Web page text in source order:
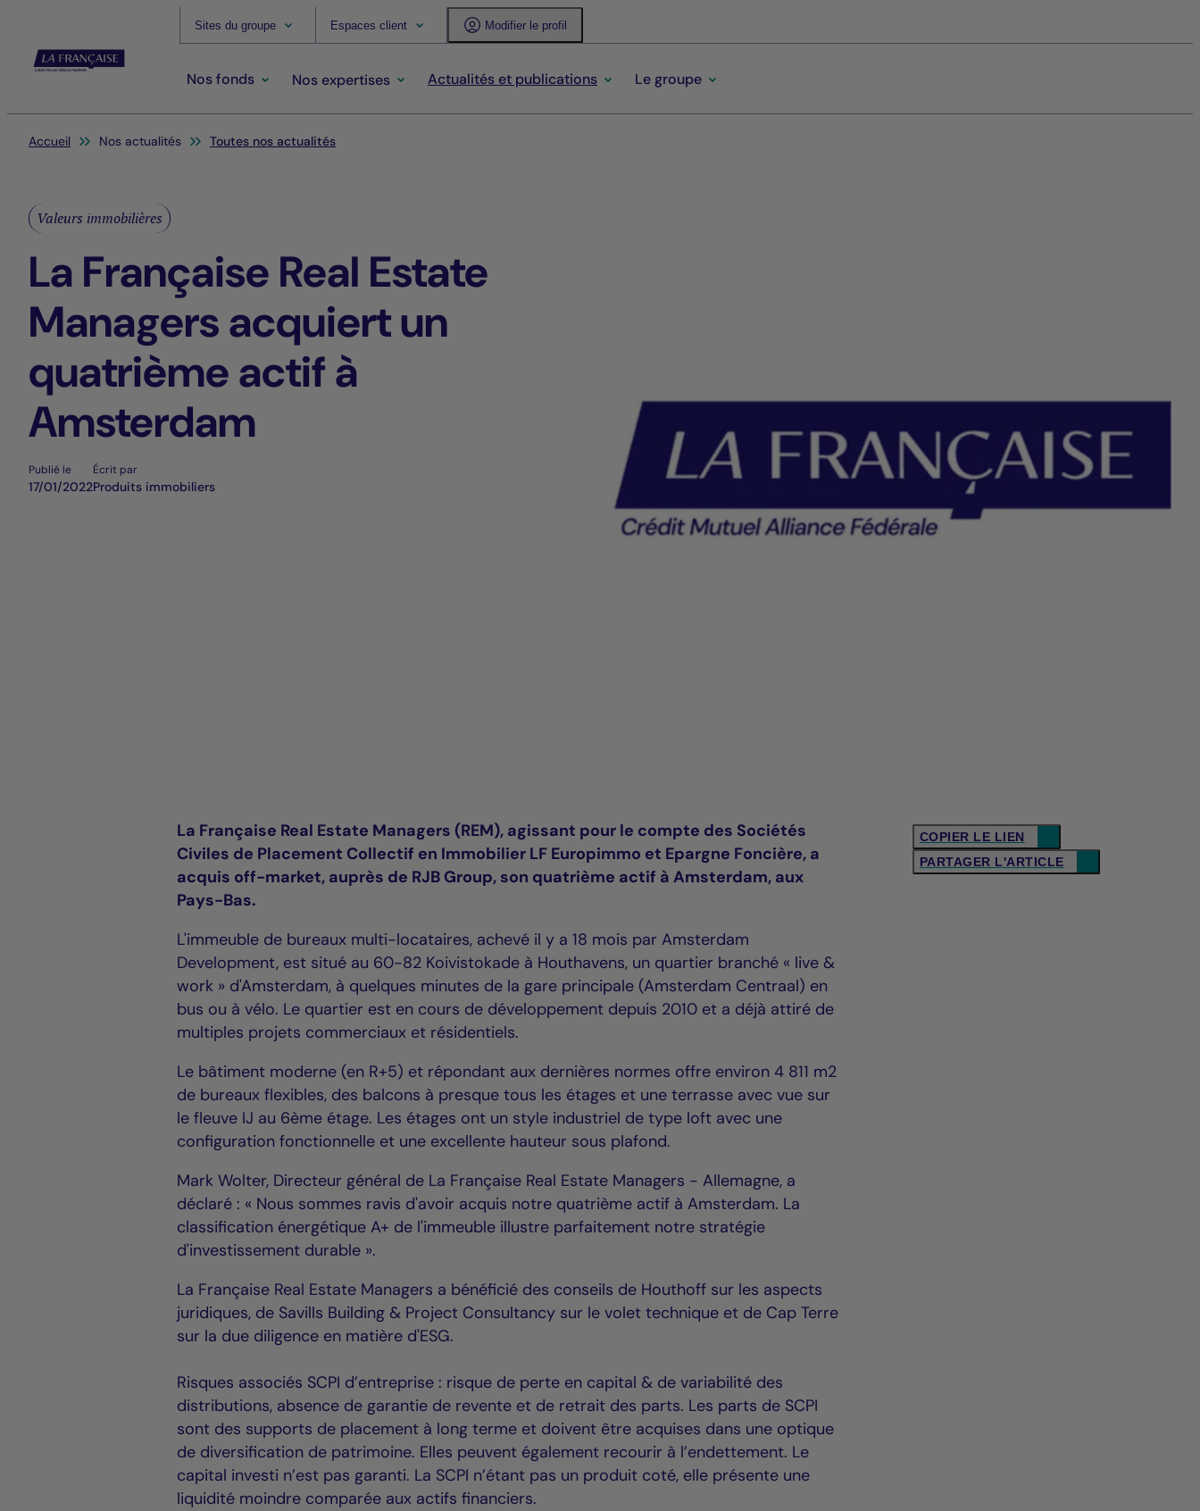
Sites du groupe Espaces client Modifier le profil
Nos fonds Nos expertises Actualités et publications Le groupe
Vous êtes ici:
Accueil Nos actualités Toutes nos actualités
Valeurs immobilières
La Française Real Estate
Managers acquiert un
quatrième actif à
Amsterdam
Publié le
17/01/2022
Écrit par
Produits immobiliers
COPIER LE LIEN
PARTAGER L'ARTICLE
La Française Real Estate Managers (REM), agissant pour le compte des Sociétés
Civiles de Placement Collectif en Immobilier LF Europimmo et Epargne Foncière, a
acquis off-market, auprès de RJB Group, son quatrième actif à Amsterdam, aux
Pays-Bas.
L'immeuble de bureaux multi-locataires, achevé il y a 18 mois par Amsterdam
Development, est situé au 60-82 Koivistokade à Houthavens, un quartier branché « live &
work » d'Amsterdam, à quelques minutes de la gare principale (Amsterdam Centraal) en
bus ou à vélo. Le quartier est en cours de développement depuis 2010 et a déjà attiré de
multiples projets commerciaux et résidentiels.
Le bâtiment moderne (en R+5) et répondant aux dernières normes offre environ 4 811 m2
de bureaux flexibles, des balcons à presque tous les étages et une terrasse avec vue sur
le fleuve IJ au 6ème étage. Les étages ont un style industriel de type loft avec une
configuration fonctionnelle et une excellente hauteur sous plafond.
Mark Wolter, Directeur général de La Française Real Estate Managers - Allemagne, a
déclaré : « Nous sommes ravis d'avoir acquis notre quatrième actif à Amsterdam. La
classification énergétique A+ de l'immeuble illustre parfaitement notre stratégie
d'investissement durable ».
La Française Real Estate Managers a bénéficié des conseils de Houthoff sur les aspects
juridiques, de Savills Building & Project Consultancy sur le volet technique et de Cap Terre
sur la due diligence en matière d'ESG.
Risques associés SCPI d’entreprise : risque de perte en capital & de variabilité des
distributions, absence de garantie de revente et de retrait des parts. Les parts de SCPI
sont des supports de placement à long terme et doivent être acquises dans une optique
de diversification de patrimoine. Elles peuvent également recourir à l’endettement. Le
capital investi n’est pas garanti. La SCPI n’étant pas un produit coté, elle présente une
liquidité moindre comparée aux actifs financiers.